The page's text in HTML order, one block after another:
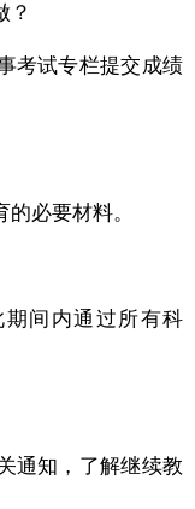
？
考试专栏提交成绩
必要材料。
间内通过所有科
通知，了解继续教